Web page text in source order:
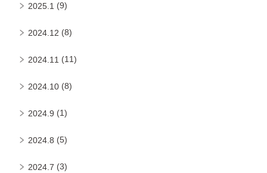
2025.1 (9)
2024.12 (8)
2024.11 (11)
2024.10 (8)
2024.9 (1)
2024.8 (5)
2024.7 (3)